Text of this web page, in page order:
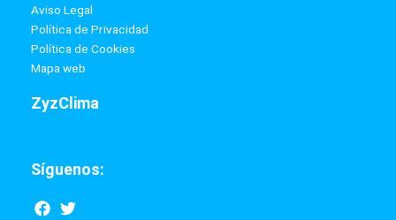
Aviso Legal
Política de Privacidad
Política de Cookies
Mapa web
ZyzClima
Síguenos:
F
T